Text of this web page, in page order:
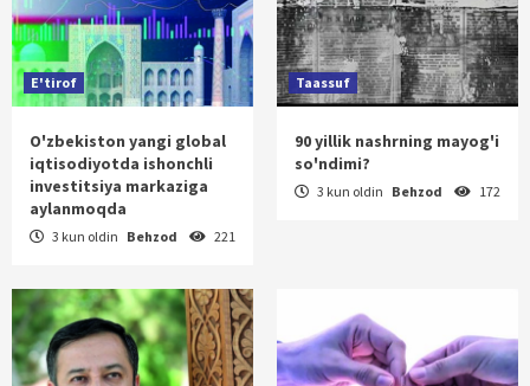
E'tirof
O'zbekiston yangi global
iqtisodiyotda ishonchli
investitsiya markaziga
aylanmoqda
3 kun oldin Behzod 221
Taassuf
90 yillik nashrning mayog'i
so'ndimi?
3 kun oldin Behzod 172